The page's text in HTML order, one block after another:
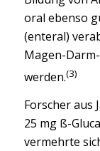
oral ebenso
(enteral)
Magen-
werden.(3)
Forscher aus
25 mg ß-
vermehrte